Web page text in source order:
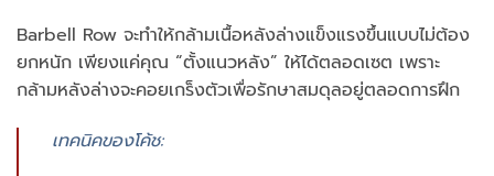
Barbell Row จะทำให้กล้ามเนื้อหลังล่างแข็งแรงขึ้นแบบไม่ต้อง
ยกหนัก เพียงแค่คุณ “ตั้งแนวหลัง” ให้ได้ตลอดเซต เพราะ
กล้ามหลังล่างจะคอยเกร็งตัวเพื่อรักษาสมดุลอยู่ตลอดการฝึก
เทคนิคของโค้ช: